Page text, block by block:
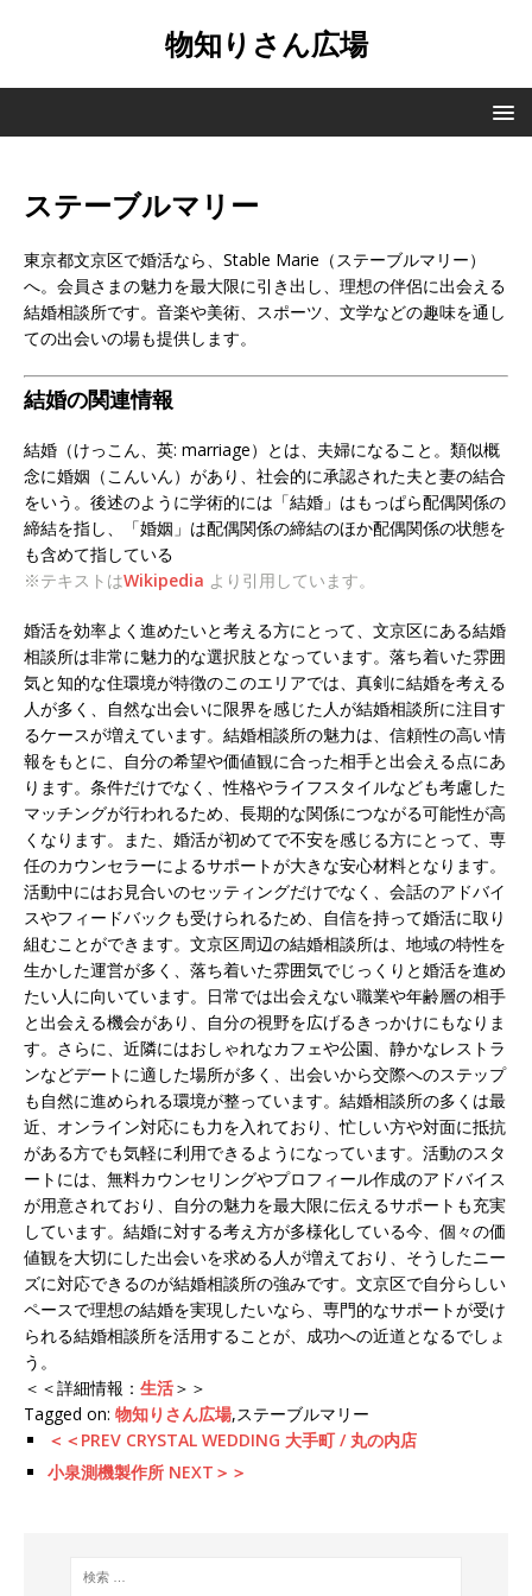
物知りさん広場
ステーブルマリー
東京都文京区で婚活なら、Stable Marie（ステーブルマリー）
へ。会員さまの魅力を最大限に引き出し、理想の伴侶に出会える
結婚相談所です。音楽や美術、スポーツ、文学などの趣味を通し
ての出会いの場も提供します。
結婚の関連情報
結婚（けっこん、英: marriage）とは、夫婦になること。類似概
念に婚姻（こんいん）があり、社会的に承認された夫と妻の結合
をいう。後述のように学術的には「結婚」はもっぱら配偶関係の
締結を指し、「婚姻」は配偶関係の締結のほか配偶関係の状態を
も含めて指している
※テキストはWikipedia より引用しています。
婚活を効率よく進めたいと考える方にとって、文京区にある結婚
相談所は非常に魅力的な選択肢となっています。落ち着いた雰囲
気と知的な住環境が特徴のこのエリアでは、真剣に結婚を考える
人が多く、自然な出会いに限界を感じた人が結婚相談所に注目す
るケースが増えています。結婚相談所の魅力は、信頼性の高い情
報をもとに、自分の希望や価値観に合った相手と出会える点にあ
ります。条件だけでなく、性格やライフスタイルなども考慮した
マッチングが行われるため、長期的な関係につながる可能性が高
くなります。また、婚活が初めてで不安を感じる方にとって、専
任のカウンセラーによるサポートが大きな安心材料となります。
活動中にはお見合いのセッティングだけでなく、会話のアドバイ
スやフィードバックも受けられるため、自信を持って婚活に取り
組むことができます。文京区周辺の結婚相談所は、地域の特性を
生かした運営が多く、落ち着いた雰囲気でじっくりと婚活を進め
たい人に向いています。日常では出会えない職業や年齢層の相手
と出会える機会があり、自分の視野を広げるきっかけにもなりま
す。さらに、近隣にはおしゃれなカフェや公園、静かなレストラ
ンなどデートに適した場所が多く、出会いから交際へのステップ
も自然に進められる環境が整っています。結婚相談所の多くは最
近、オンライン対応にも力を入れており、忙しい方や対面に抵抗
がある方でも気軽に利用できるようになっています。活動のスタ
ートには、無料カウンセリングやプロフィール作成のアドバイス
が用意されており、自分の魅力を最大限に伝えるサポートも充実
しています。結婚に対する考え方が多様化している今、個々の価
値観を大切にした出会いを求める人が増えており、そうしたニー
ズに対応できるのが結婚相談所の強みです。文京区で自分らしい
ペースで理想の結婚を実現したいなら、専門的なサポートが受け
られる結婚相談所を活用することが、成功への近道となるでしょ
う。
＜＜詳細情報： 生活＞＞
Tagged on: 物知りさん広場,ステーブルマリー
＜＜PREV CRYSTAL WEDDING 大手町 / 丸の内店
小泉測機製作所 NEXT＞＞